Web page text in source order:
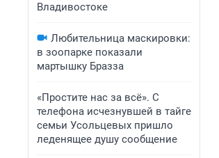
Владивостоке
Любительница маскировки:
в зоопарке показали
мартышку Бразза
«Простите нас за всё». С
телефона исчезнувшей в тайге
семьи Усольцевых пришло
леденящее душу сообщение